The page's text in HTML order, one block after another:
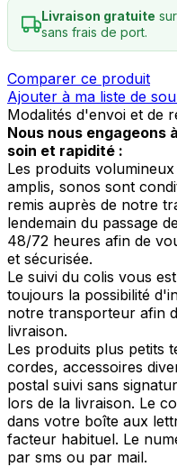
Livraison gratuite
sans frais de port.
Comparer ce produit
Ajouter à ma liste de
Modalités d'envoi et de
Nous nous engageons
soin et rapidité :
Les produits
amplis, sonos sont
remis auprès de notre
lendemain du passage
48/72 heures afin de
et sécurisée.
Le suivi du colis vous
toujours la possibilité
notre transporteur afin
livraison.
Les produits plus petits
cordes, accessoires
postal suivi sans
lors de la livraison. Le
dans votre boîte aux
facteur habituel. Le
par sms ou par mail.